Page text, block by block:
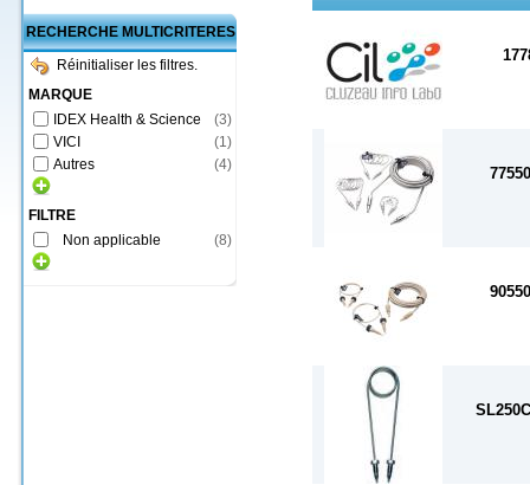
RECHERCHE MULTICRITERES
Réinitialiser les filtres.
MARQUE
IDEX Health & Science
(3)
VICI
(1)
Autres
(4)
FILTRE
Non applicable
(8)